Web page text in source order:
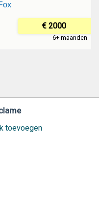
€ 2000
6+ maanden
toevoegen